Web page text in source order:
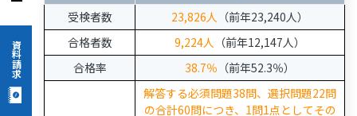
資料請求
受検者数
23,826人 （前年23,240人）
合格者数
9,224人 （前年12,147人）
合格率
38.7％ （前年52.3％）
解答する必須問題38問、選択問題22問
の合計60問につき、1問1点としてその